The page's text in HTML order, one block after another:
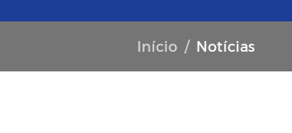
Início Notícias